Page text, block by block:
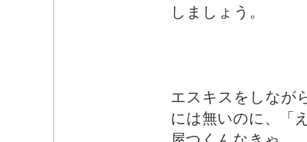
しましょう。
エスキスをしなが
には無いのに、「